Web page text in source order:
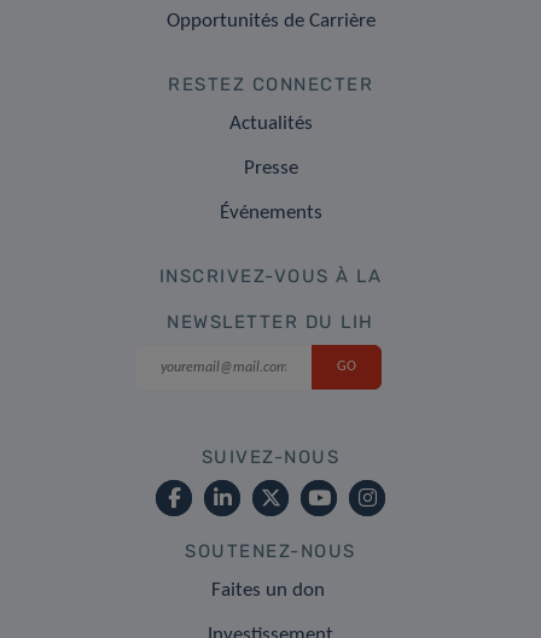
Opportunités de Carrière
RESTEZ CONNECTER
Actualités
Presse
Événements
INSCRIVEZ-VOUS À LA
NEWSLETTER DU LIH
SUIVEZ-NOUS
SOUTENEZ-NOUS
Faites un don